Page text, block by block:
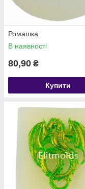
Ромашка
В наявності
80,90 ₴
Купити